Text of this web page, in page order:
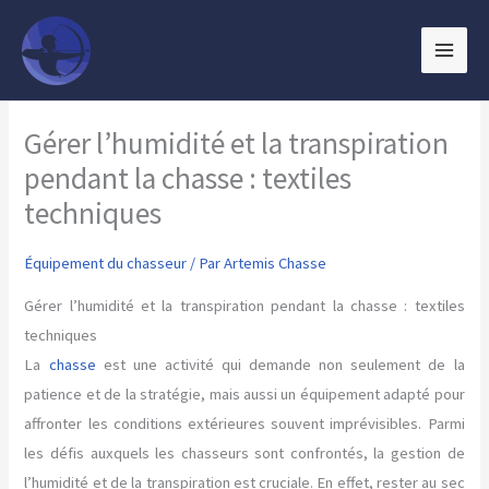
contenu
Gérer l’humidité et la transpiration
pendant la chasse : textiles
techniques
Équipement du chasseur / ParArtemis Chasse
Gérer l’humidité et la transpiration pendant la chasse : textiles
techniques
La chasse est une activité qui demande non seulement de la
patience et de la stratégie, mais aussi un équipement adapté pour
affronter les conditions extérieures souvent imprévisibles. Parmi
les défis auxquels les chasseurs sont confrontés, la gestion de
l’humidité et de la transpiration est cruciale. En effet, rester au sec